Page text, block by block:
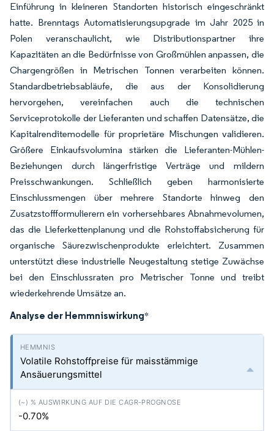
Einführung in kleineren Standorten historisch eingeschränkt
hatte. Brenntags Automatisierungsupgrade im Jahr 2025 in
Polen veranschaulicht, wie Distributionspartner ihre
Kapazitäten an die Bedürfnisse von Großmühlen anpassen, die
Chargengrößen in Metrischen Tonnen verarbeiten können.
Standardbetriebsabläufe, die aus der Konsolidierung
hervorgehen, vereinfachen auch die technischen
Serviceprotokolle der Lieferanten und schaffen Datensätze, die
Kapitalrenditemodelle für proprietäre Mischungen validieren.
Größere Einkaufsvolumina stärken die Lieferanten-Mühlen-
Beziehungen durch längerfristige Verträge und mildern
Preisschwankungen. Schließlich geben harmonisierte
Einschlussmengen über mehrere Standorte hinweg den
Zusatzstoffformulierern ein vorhersehbares Abnahmevolumen,
das die Lieferkettenplanung und die Rohstoffabsicherung für
organische Säurezwischenprodukte erleichtert. Zusammen
unterstützt diese industrielle Neugestaltung stetige Zuwächse
bei den Einschlussraten pro Metrischer Tonne und treibt
wiederkehrende Umsätze an.
Analyse der Hemmniswirkung*
Volatile Rohstoffpreise für maisstämmige
Ansäuerungsmittel
-0.70%